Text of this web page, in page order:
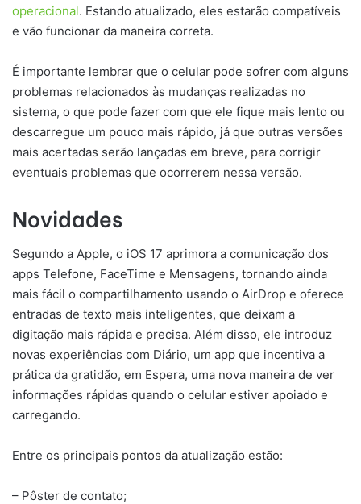
operacional. Estando atualizado, eles estarão compatíveis
e vão funcionar da maneira correta.
É importante lembrar que o celular pode sofrer com alguns
problemas relacionados às mudanças realizadas no
sistema, o que pode fazer com que ele fique mais lento ou
descarregue um pouco mais rápido, já que outras versões
mais acertadas serão lançadas em breve, para corrigir
eventuais problemas que ocorrerem nessa versão.
Novidades
Segundo a Apple, o iOS 17 aprimora a comunicação dos
apps Telefone, FaceTime e Mensagens, tornando ainda
mais fácil o compartilhamento usando o AirDrop e oferece
entradas de texto mais inteligentes, que deixam a
digitação mais rápida e precisa. Além disso, ele introduz
novas experiências com Diário, um app que incentiva a
prática da gratidão, em Espera, uma nova maneira de ver
informações rápidas quando o celular estiver apoiado e
carregando.
Entre os principais pontos da atualização estão:
– Pôster de contato;